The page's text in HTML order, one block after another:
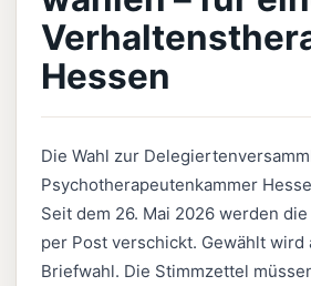
Hessen
Die Wahl zur
Psychotherapeutenkammer
Seit dem 26. Mai 2026 werden
per Post verschickt. Gewählt
Briefwahl. Die Stimmzettel